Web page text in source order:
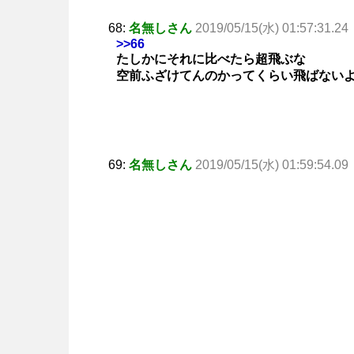
68: 名無しさん 2019/05/15(水) 01:57:31.24
>>66
たしかにそれに比べたら超飛ぶな
空前ふざけてんのかってくらい飛ばない
69: 名無しさん 2019/05/15(水) 01:59:54.09